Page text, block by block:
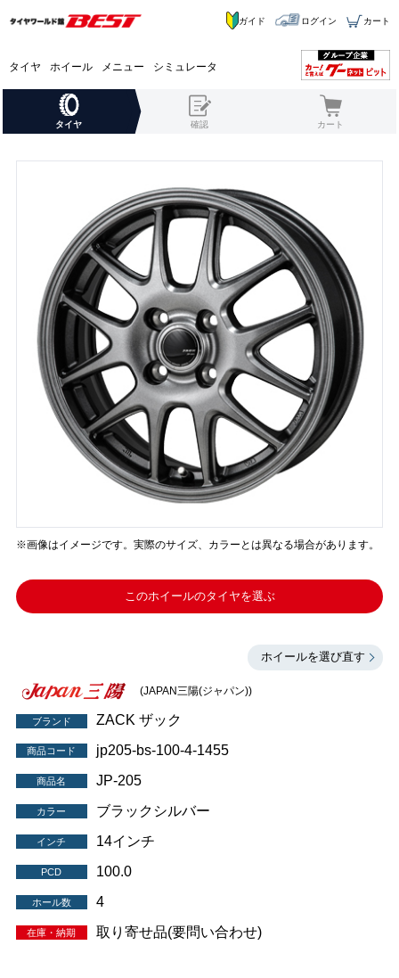
タイヤ ホイール メニュー シミュレータ
ガイド ログイン カート
タイヤ 確認 カート
※画像はイメージです。実際のサイズ、カラーとは異なる場合があります。
このホイールのタイヤを選ぶ
ホイールを選び直す
(JAPAN三陽(ジャパン))
ブランド ZACK ザック
商品コード jp205-bs-100-4-1455
商品名 JP-205
カラー ブラックシルバー
インチ 14インチ
PCD 100.0
ホール数 4
在庫・納期 取り寄せ品(要問い合わせ)